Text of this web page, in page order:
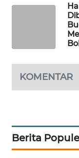
KOMENTAR
Berita
NEWS
BERAMPU
AKHLAK